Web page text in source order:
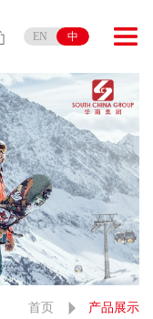
EN 中
首页 产品展示